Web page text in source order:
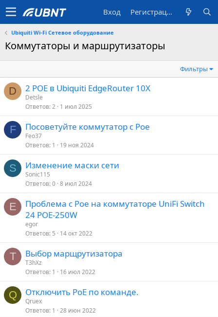
Вход Регистрация
Ubiquiti Wi-Fi Сетевое оборудование
Коммутаторы и маршрутизаторы
Фильтры
D 2 POE в Ubiquiti EdgeRouter 10X
Detsle
Ответов 2 1 июл 2025
F Посоветуйте коммутатор с Poe
Feo37
Ответов 1 19 ноя 2024
S Изменение маски сети
Sonic115
Ответов 0 8 июл 2024
E
Проблема с Poe на коммутаторе UniFi Switch
24 POE-250W
egor
Ответов 5 14 окт 2022
T Выбор марщрутизатора
T3hXz
Ответов 1 16 июл 2022
Q Отключить PoE по команде.
Qruex
Ответов 1 28 июн 2022